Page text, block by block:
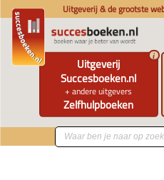
Uitgeverij & de grootste
Uitgeverij
Succesboeken.nl
+ andere uitgevers
Zelfhulpboeken
i